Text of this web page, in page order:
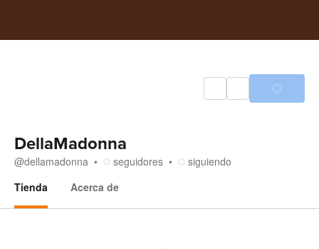
DellaMadonna
@dellamadonna seguidores
siguiendo
Tienda
Acerca de